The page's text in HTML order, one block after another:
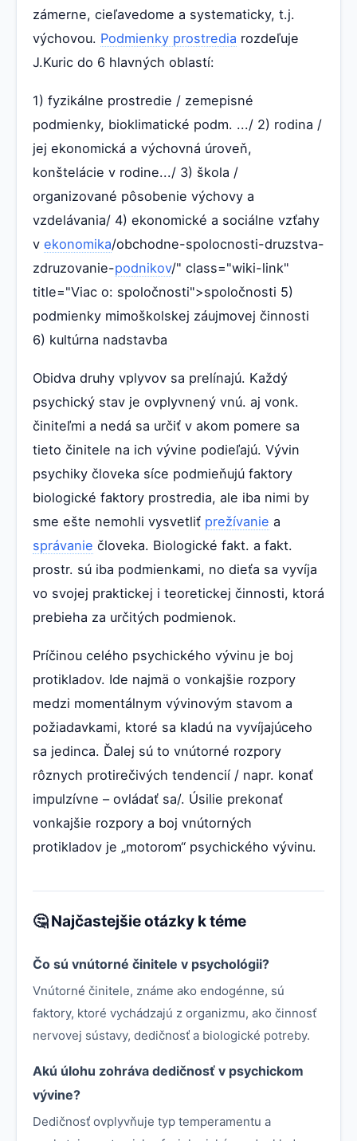
zámerne, cieľavedome a systematicky, t.j.
výchovou. Podmienky prostredia rozdeľuje
J.Kuric do 6 hlavných oblastí:
1) fyzikálne prostredie / zemepisné
podmienky, bioklimatické podm. .../ 2) rodina /
jej ekonomická a výchovná úroveň,
konštelácie v rodine.../ 3) škola /
organizované pôsobenie výchovy a
vzdelávania/ 4) ekonomické a sociálne vzťahy
v ekonomika/obchodne-spolocnosti-druzstva-
zdruzovanie-podnikov/" class="wiki-link"
title="Viac o: spoločnosti">spoločnosti 5)
podmienky mimoškolskej záujmovej činnosti
6) kultúrna nadstavba
Obidva druhy vplyvov sa prelínajú. Každý
psychický stav je ovplyvnený vnú. aj vonk.
činiteľmi a nedá sa určiť v akom pomere sa
tieto činitele na ich vývine podieľajú. Vývin
psychiky človeka síce podmieňujú faktory
biologické faktory prostredia, ale iba nimi by
sme ešte nemohli vysvetliť prežívanie a
správanie človeka. Biologické fakt. a fakt.
prostr. sú iba podmienkami, no dieťa sa vyvíja
vo svojej praktickej i teoretickej činnosti, ktorá
prebieha za určitých podmienok.
Príčinou celého psychického vývinu je boj
protikladov. Ide najmä o vonkajšie rozpory
medzi momentálnym vývinovým stavom a
požiadavkami, ktoré sa kladú na vyvíjajúceho
sa jedinca. Ďalej sú to vnútorné rozpory
rôznych protirečivých tendencií / napr. konať
impulzívne – ovládať sa/. Úsilie prekonať
vonkajšie rozpory a boj vnútorných
protikladov je „motorom“ psychického vývinu.
🤔 Najčastejšie otázky k téme
Čo sú vnútorné činitele v psychológii?
Vnútorné činitele, známe ako endogénne, sú
faktory, ktoré vychádzajú z organizmu, ako činnosť
nervovej sústavy, dedičnosť a biologické potreby.
Akú úlohu zohráva dedičnosť v psychickom
vývine?
Dedičnosť ovplyvňuje typ temperamentu a